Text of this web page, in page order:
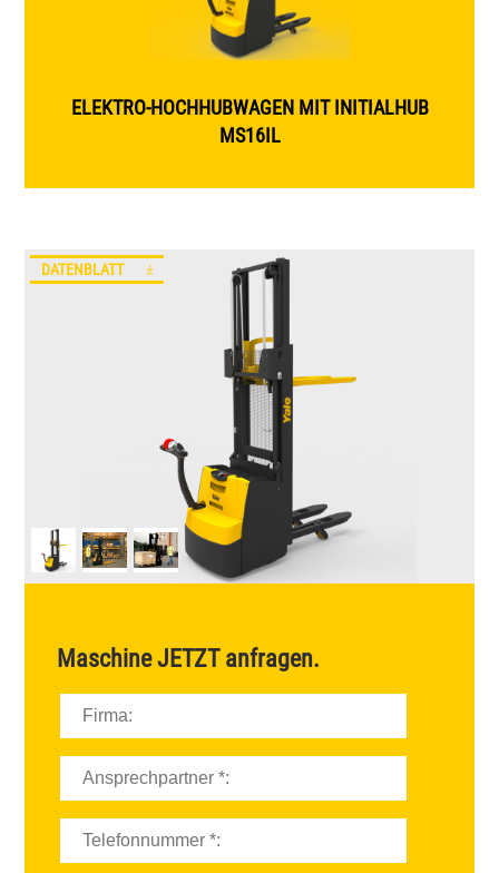
SCHERENBÜHNEN
GELÄNDESTAPLER
ELEKTRO-HOCHHUBWAGEN MIT INITIALHUB
MS16IL
DATENBLATT
MaschineJETZTanfragen.